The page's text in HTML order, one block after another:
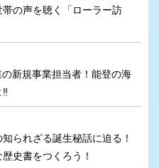
の声を聴く「ローラー訪
新規事業担当者！能登の海
られざる誕生秘話に迫る！
史書をつくろう！